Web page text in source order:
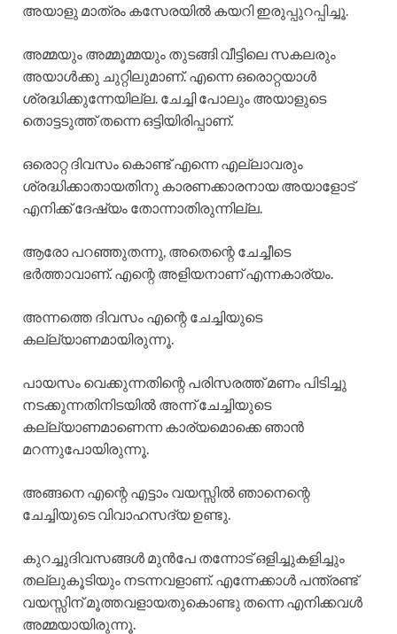
അയാളു മാത്രം കസേരയിൽ കയറി ഇരുപ്പുറപ്പിച്ചൂ.
അമ്മയും അമ്മൂമ്മയും തുടങ്ങി വീട്ടിലെ സകലരും
അയാൾക്കു ചുറ്റിലുമാണ്. എന്നെ ഒരൊറ്റയാൾ
ശ്രദ്ധിക്കുന്നേയില്ല. ചേച്ചി പോലും അയാളുടെ
തൊട്ടടുത്ത് തന്നെ ഒട്ടിയിരിപ്പാണ്.
ഒരൊറ്റ ദിവസം കൊണ്ട് എന്നെ എല്ലാവരും
ശ്രദ്ധിക്കാതായതിനു കാരണക്കാരനായ അയാളോട്
എനിക്ക് ദേഷ്യം തോന്നാതിരുന്നില്ല.
ആരോ പറഞ്ഞുതന്നു, അതെന്റെ ചേച്ചീടെ
ഭർത്താവാണ്. എന്റെ അളിയനാണ് എന്നകാര്യം.
അന്നത്തെ ദിവസം എന്റെ ചേച്ചിയുടെ
കല്ല്യാണമായിരുന്നൂ.
പായസം വെക്കുന്നതിന്റെ പരിസരത്ത് മണം പിടിച്ചു
നടക്കുന്നതിനിടയിൽ അന്ന് ചേച്ചിയുടെ
കല്ല്യാണമാണെന്ന കാര്യമൊക്കെ ഞാൻ
മറന്നുപോയിരുന്നൂ.
അങ്ങനെ എന്റെ എട്ടാം വയസ്സിൽ ഞാനെന്റെ
ചേച്ചിയുടെ വിവാഹസദ്യ ഉണ്ടു.
കുറച്ചുദിവസങ്ങൾ മുൻപേ തന്നോട് ഒളിച്ചുകളിച്ചും
തല്ലുകൂടിയും നടന്നവളാണ്. എന്നേക്കാൾ പന്ത്രണ്ട്
വയസ്സിന് മൂത്തവളായതുകൊണ്ടു തന്നെ എനിക്കവൾ
അമ്മയായിരുന്നൂ.